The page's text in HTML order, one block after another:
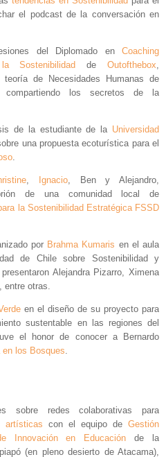
el podcast de la conversación en
del Diplomado en Coaching
Sostenibilidad deOutofthebox
teoría de Necesidades Humanas de
los secretos de la
de la estudiante de la Universidad
una propuesta ecoturística para el
Ignacio, Ben y Alejandro,
de una comunidad local de
la Sostenibilidad Estratégica FSSD
por Brahma Kumaris en el aula
de Chile sobre Sostenibilidad y
Alejandra Pizarro, Ximena
entre otras.
en el diseño de su proyecto para
sustentable en las regiones del
el honor de conocer a Bernardo
en los Bosques
sobre redes colaborativas para
artísticas con el equipo de Gestión
Innovación en Educación de la
(en pleno desierto de Atacama),